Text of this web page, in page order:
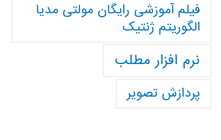
فیلم آموزشی رایگان مولتی مدیا
الگوریتم ژنتیک
نرم افزار مطلب
پردازش تصویر